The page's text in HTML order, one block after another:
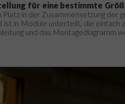
für eine bestimmte
Platz in der Zusammensetzung der
ist in Module unterteilt, die einfach
und das Montagediagramm